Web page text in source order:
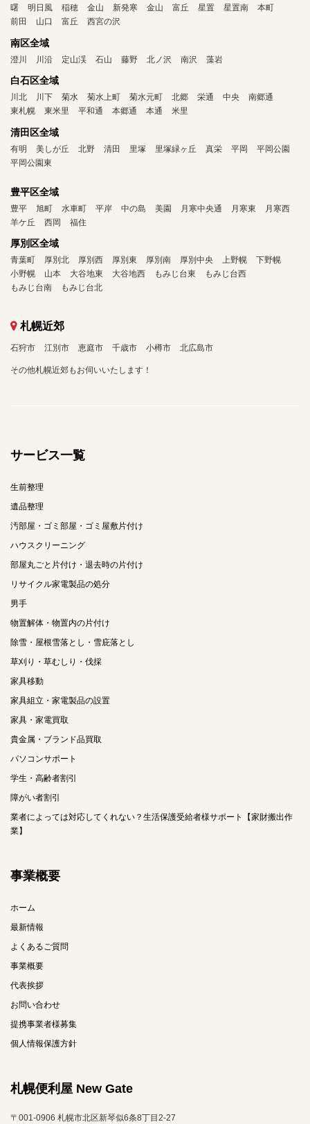
曙 明日風 稲穂 金山 新発寒 金山 富丘 星置 星置南
本町
前田
山口 富丘 西宮の沢
南区全域
澄川 川沿 定山渓 石山 藤野 北ノ沢 南沢 藻岩
白石区全域
川北 川下 菊水 菊水上町 菊水元町 北郷 栄通 中央
南郷通
東札幌
東米里 平和通 本郷通 本通 米里
清田区全域
有明 美しが丘 北野 清田 里塚 里塚緑ヶ丘 真栄 平岡
平岡公園
平岡公園東
豊平区全域
豊平 旭町 水車町 平岸 中の島 美園 月寒中央通 月寒東
月寒西
羊ケ丘
西岡 福住
厚別区全域
青葉町 厚別北 厚別西 厚別東 厚別南 厚別中央 上野幌
下野幌
小野幌
山本 大谷地東 大谷地西 もみじ台東
もみじ台西
もみじ台南
もみじ台北
札幌近郊
石狩市 江別市 恵庭市 千歳市 小樽市 北広島市
その他札幌近郊もお伺いいたします！
サービス一覧
生前整理
遺品整理
汚部屋・ゴミ部屋・ゴミ屋敷片付け
ハウスクリーニング
部屋丸ごと片付け・退去時の片付け
リサイクル家電製品の処分
男手
物置解体・物置内の片付け
除雪・屋根雪落とし・雪庇落とし
草刈り・草むしり・伐採
家具移動
家具組立・家電製品の設置
家具・家電買取
貴金属・ブランド品買取
パソコンサポート
学生・高齢者割引
障がい者割引
業者によっては対応してくれない？生活保護受給者様サポート【家財搬出作
業】
事業概要
ホーム
最新情報
よくあるご質問
事業概要
代表挨拶
お問い合わせ
提携事業者様募集
個人情報保護方針
札幌便利屋 New Gate
〒001-0906 札幌市北区新琴似6条8丁目2-27